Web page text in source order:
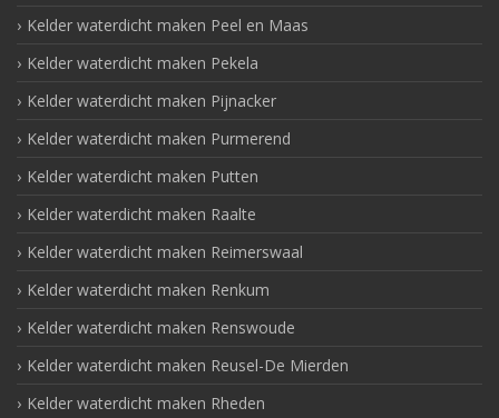
Kelder waterdicht maken Peel en Maas
Kelder waterdicht maken Pekela
Kelder waterdicht maken Pijnacker
Kelder waterdicht maken Purmerend
Kelder waterdicht maken Putten
Kelder waterdicht maken Raalte
Kelder waterdicht maken Reimerswaal
Kelder waterdicht maken Renkum
Kelder waterdicht maken Renswoude
Kelder waterdicht maken Reusel-De Mierden
Kelder waterdicht maken Rheden